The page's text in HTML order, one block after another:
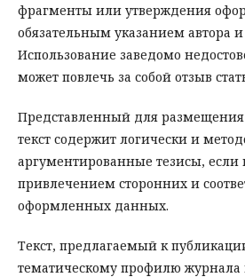
фрагменты или утверждения
обязательным указанием автора
Использование заведомо
может повлечь за собой отзыв
Представленный для
текст содержит логически и
аргументированные тезисы, если
привлечением сторонних и
оформленных данных.
Текст, предлагаемый к
тематическому профилю журнала